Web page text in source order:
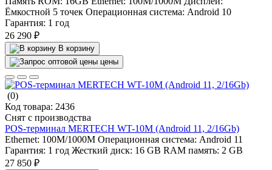
Ёмкостной 5 точек Операционная система: Android 10
Гарантия: 1 год
26 290 ₽
В корзину
цены
(0)
Код товара: 2436
Снят с производства
POS-терминал MERTECH WT-10M (Android 11, 2/16Gb)
Ethernet: 100M/1000M Операционная система: Android 11
Гарантия: 1 год Жесткий диск: 16 GB RAM память: 2 GB
27 850 ₽